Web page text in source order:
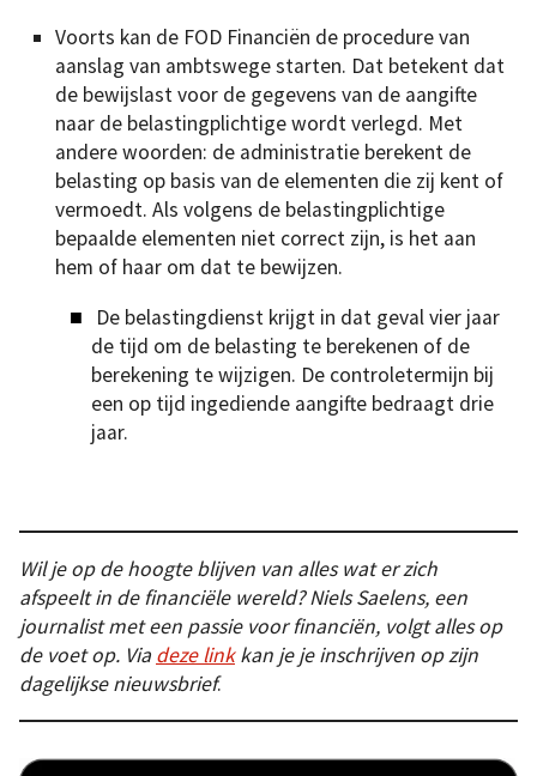
Voorts kan de FOD Financiën de procedure van
aanslag van ambtswege starten. Dat betekent dat
de bewijslast voor de gegevens van de aangifte
naar de belastingplichtige wordt verlegd. Met
andere woorden: de administratie berekent de
belasting op basis van de elementen die zij kent of
vermoedt. Als volgens de belastingplichtige
bepaalde elementen niet correct zijn, is het aan
hem of haar om dat te bewijzen.
De belastingdienst krijgt in dat geval vier jaar
de tijd om de belasting te berekenen of de
berekening te wijzigen. De controletermijn bij
een op tijd ingediende aangifte bedraagt drie
jaar.
Wil je op de hoogte blijven van alles wat er zich
afspeelt in de financiële wereld? Niels Saelens, een
journalist met een passie voor financiën, volgt alles op
de voet op. Via deze linkkan je je inschrijven op zijn
dagelijkse nieuwsbrief.